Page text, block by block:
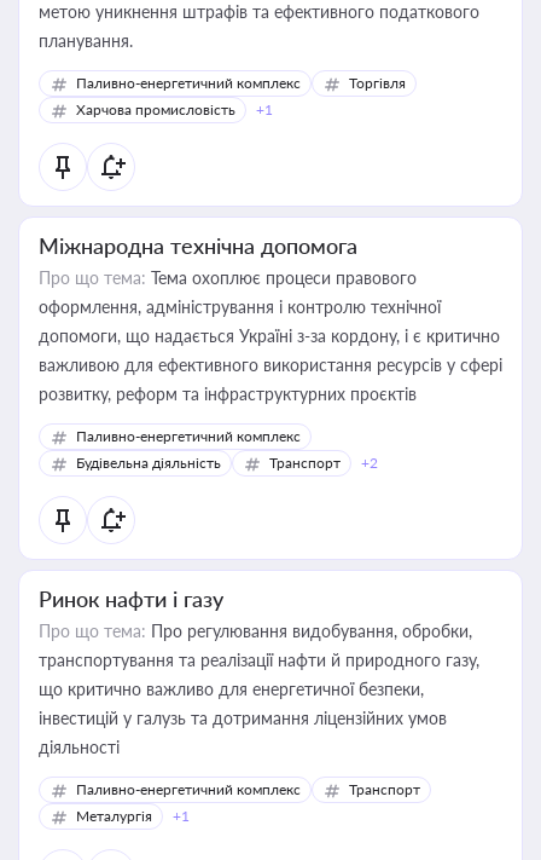
метою уникнення штрафів та ефективного податкового
планування.
Паливно-енергетичний комплекс
Торгівля
Харчова промисловість
+1
Міжнародна технічна допомога
Про що тема: Тема охоплює процеси правового
оформлення, адміністрування і контролю технічної
допомоги, що надається Україні з-за кордону, і є критично
важливою для ефективного використання ресурсів у сфері
розвитку, реформ та інфраструктурних проєктів
Паливно-енергетичний комплекс
Будівельна діяльність
Транспорт +2
Ринок нафти і газу
Про що тема: Про регулювання видобування, обробки,
транспортування та реалізації нафти й природного газу,
що критично важливо для енергетичної безпеки,
інвестицій у галузь та дотримання ліцензійних умов
діяльності
Паливно-енергетичний комплекс
Транспорт
Металургія
+1